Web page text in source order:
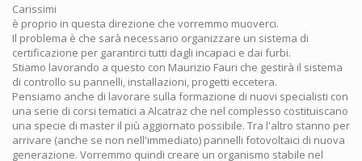
Carissimi
è proprio in questa direzione che vorremmo muoverci.
Il problema è che sarà necessario organizzare un sistema di
certificazione per garantirci tutti dagli incapaci e dai furbi.
Stiamo lavorando a questo con Maurizio Fauri che gestirà il sistema
di controllo su pannelli, installazioni, progetti eccetera.
Pensiamo anche di lavorare sulla formazione di nuovi specialisti con
una serie di corsi tematici a Alcatraz che nel complesso costituiscano
una specie di master il più aggiornato possibile. Tra l'altro stanno per
arrivare (anche se non nell'immediato) pannelli fotovoltaici di nuova
generazione. Vorremmo quindi creare un organismo stabile nel